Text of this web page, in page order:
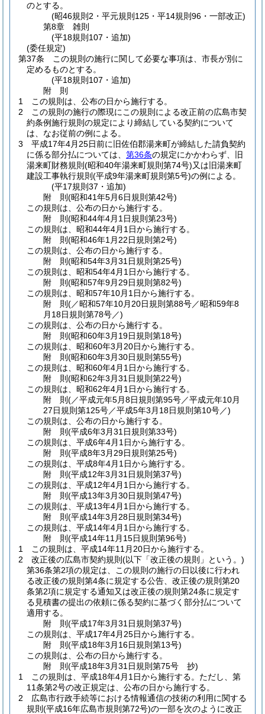
のとする。
(昭46規則2・平元規則125・平14規則96・一部改正)
第8章
雑則
(平18規則107・追加)
(委任規定)
第37条
この規則の施行に関して必要な事項は、市長が別に
定めるものとする。
(平18規則107・追加)
附 則
1
この規則は、公布の日から施行する。
2
この規則の施行の際現にこの規則による改正前の広島市契
約条例施行規則の規定により締結している契約について
は、なお従前の例による。
3
平成17年4月25日前に旧佐伯郡湯来町が締結した請負契約
に係る部分払については、 第36条の規定にかかわらず、旧
湯来町財務規則 (昭和40年湯来町規則第74号)又は旧湯来町
建設工事執行規則 (平成9年湯来町規則第5号)の例による。
(平17規則37・追加)
附 則(昭和41年5月6日規則第42号)
この規則は、公布の日から施行する。
附 則(昭和44年4月1日規則第23号)
この規則は、昭和44年4月1日から施行する。
附 則(昭和46年1月22日規則第2号)
この規則は、公布の日から施行する。
附 則(昭和54年3月31日規則第25号)
この規則は、昭和54年4月1日から施行する。
附 則(昭和57年9月29日規則第82号)
この規則は、昭和57年10月1日から施行する。
附 則(／昭和57年10月20日規則第88号／昭和59年8
月18日規則第78号／)
この規則は、公布の日から施行する。
附 則(昭和60年3月19日規則第18号)
この規則は、昭和60年3月20日から施行する。
附 則(昭和60年3月30日規則第55号)
この規則は、昭和60年4月1日から施行する。
附 則(昭和62年3月31日規則第22号)
この規則は、昭和62年4月1日から施行する。
附 則(／平成元年5月8日規則第95号／平成元年10月
27日規則第125号／平成5年3月18日規則第10号／)
この規則は、公布の日から施行する。
附 則(平成6年3月31日規則第33号)
この規則は、平成6年4月1日から施行する。
附 則(平成8年3月29日規則第25号)
この規則は、平成8年4月1日から施行する。
附 則(平成12年3月31日規則第37号)
この規則は、平成12年4月1日から施行する。
附 則(平成13年3月30日規則第47号)
この規則は、平成13年4月1日から施行する。
附 則(平成14年3月28日規則第34号)
この規則は、平成14年4月1日から施行する。
附 則(平成14年11月15日規則第96号)
1
この規則は、平成14年11月20日から施行する。
2
改正後の広島市契約規則 (以下「改正後の規則」という。)
第36条第2項の規定は、この規則の施行の日以後に行われ
る改正後の規則第4条に規定する公告、改正後の規則第20
条第2項に規定する通知又は改正後の規則第24条に規定す
る見積書の提出の依頼に係る契約に基づく部分払について
適用する。
附 則(平成17年3月31日規則第37号)
この規則は、平成17年4月25日から施行する。
附 則(平成18年3月16日規則第13号)
この規則は、公布の日から施行する。
附 則(平成18年3月31日規則第75号 抄)
1
この規則は、平成18年4月1日から施行する。 ただし、第
11条第2号の改正規定は、公布の日から施行する。
2
広島市行政手続等における情報通信の技術の利用に関する
規則 (平成16年広島市規則第72号)の一部を次のように改正